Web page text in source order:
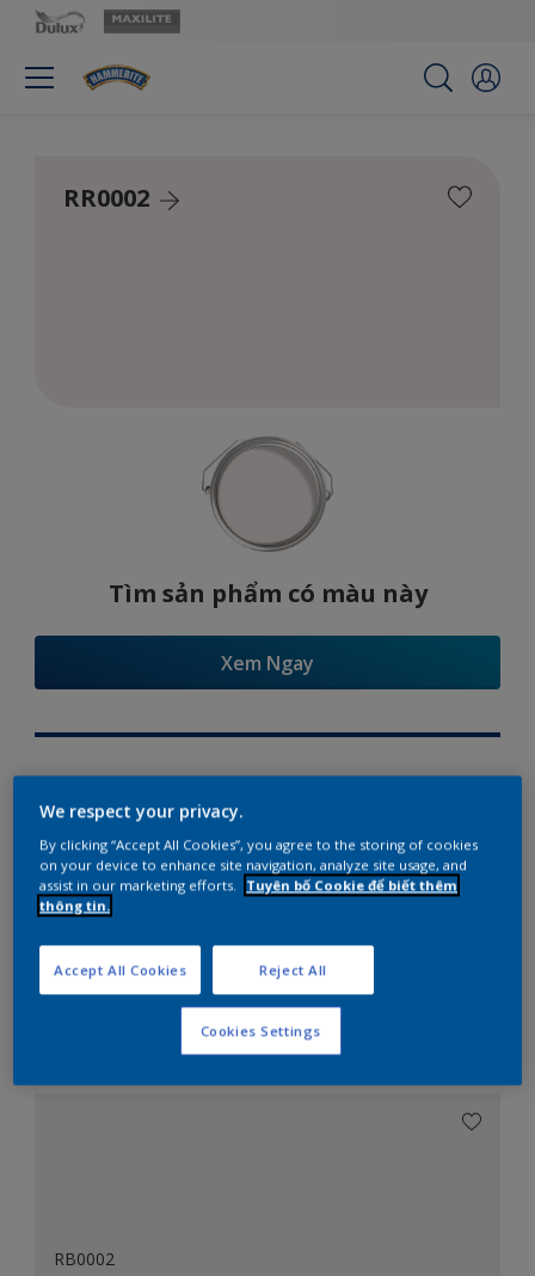
RR0002
Tìm sản phẩm có màu này
Xem Ngay
Try Our Visualizer App
Gợi ý phối màu
The Perfect White
RB0002
We respect your privacy.
By clicking “Accept All Cookies”, you agree to the storing of cookies
on your device to enhance site navigation, analyze site usage, and
assist in our marketing efforts.
Tuyên bố Cookie để biết thêm
thông tin.
Reject All
Accept All Cookies
Cookies Settings